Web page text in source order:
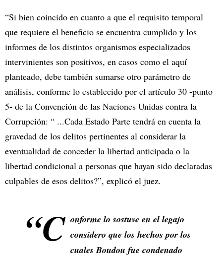
“Si bien coincido en cuanto a que el requisito temporal
que requiere el beneficio se encuentra cumplido y los
informes de los distintos organismos especializados
intervinientes son positivos, en casos como el aquí
planteado, debe también sumarse otro parámetro de
análisis, conforme lo establecido por el artículo 30 -punto
5- de la Convención de las Naciones Unidas contra la
Corrupción: “ ...Cada Estado Parte tendrá en cuenta la
gravedad de los delitos pertinentes al considerar la
eventualidad de conceder la libertad anticipada o la
libertad condicional a personas que hayan sido declaradas
culpables de esos delitos?”, explicó el juez.
“C onforme lo sostuve en el legajo
considero que los hechos por los
cuales Boudou fue condenado